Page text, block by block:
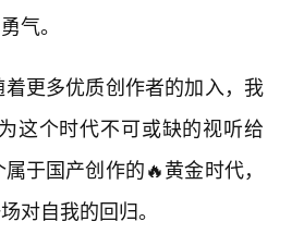
气。
更多优质创作者的加入，我
这个时代不可或缺的视听给
于国产创作的🔥黄金时代，
对自我的回归。